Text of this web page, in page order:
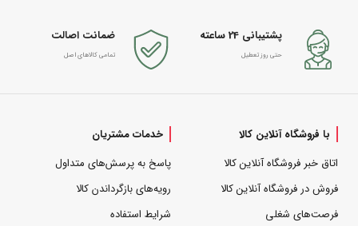
پشتیبانی 24 ساعته
حتی روز تعطیل
ضمانت اصالت
تمامی کالاهای اصل
با فروشگاه آنلاین کالا
اتاق خبر فروشگاه آنلاین کالا
فروش در فروشگاه آنلاین کالا
فرصت‌های شغلی
خدمات مشتریان
پاسخ به پرسش‌های متداول
رویه‌های بازگرداندن کالا
شرایط استفاده